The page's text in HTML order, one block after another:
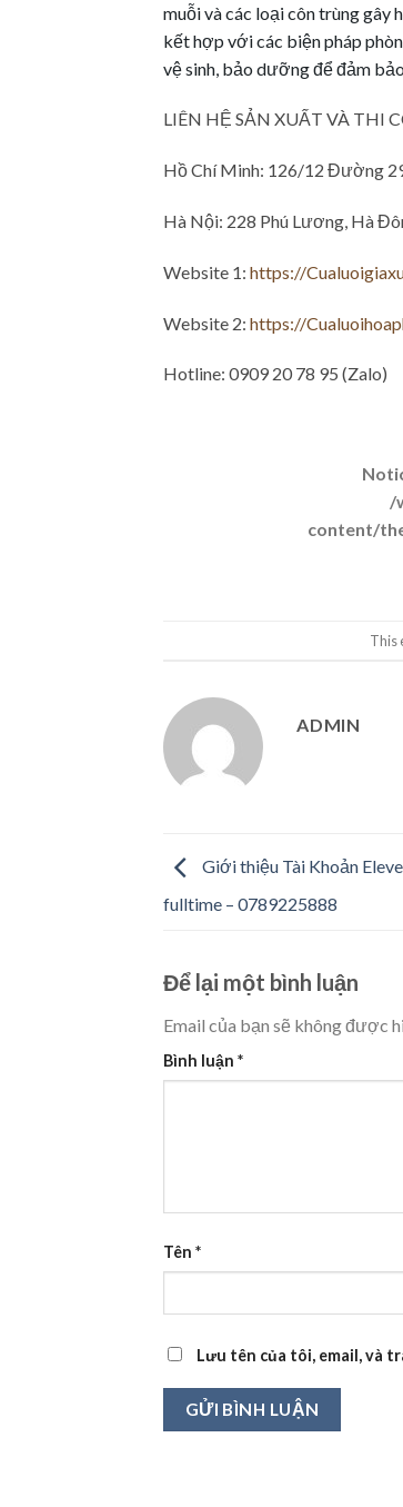
muỗi và các loại côn trùng gây
kết hợp với các biện pháp
vệ sinh, bảo dưỡng để đảm
LIÊN HỆ SẢN XUẤT VÀ THI
Hồ Chí Minh: 126/12 Đường
Hà Nội: 228 Phú Lương, Hà
Website 1: https://
Website 2: https://
Hotline: 0909 20 78 95 (Zalo)
/
content/
This
ADMIN
Giới thiệu Tài Khoản
fulltime – 0789225888
Để lại một bình luận
Email của bạn sẽ không được
Bình luận *
Tên *
Lưu tên của tôi, email, và